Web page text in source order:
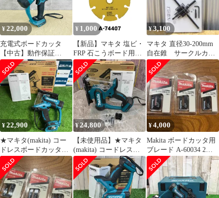
¥22,000
充電式ボードカッタ
【中古】動作保証
makita マキタ 18V
SD180D グリーン コー
ドレス 充電式 本体のみ
石こうボード/517183
¥ 1,000
【新品】マキタ 塩ビ・
FRP 石こうボード用ホ
イール A-74407
¥3,100
マキタ 直径30-200mm
自在錐 サークルカッ
ター 自在ホールカッタ
ー合金鋼
¥22,900
★マキタ(makita) コー
ドレスボードカッタ
SD180DZ【草加店】
¥24,800
【未使用品】★マキタ
(makita) コードレスボ
ードカッタ
SD180DZ【八潮店】
¥4,000
Makita ボードカッタ用
ブレード A-60034 2枚入
3個セット ②